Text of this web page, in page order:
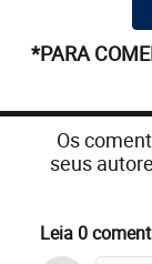
*PARA
Os
seus
Leia 0